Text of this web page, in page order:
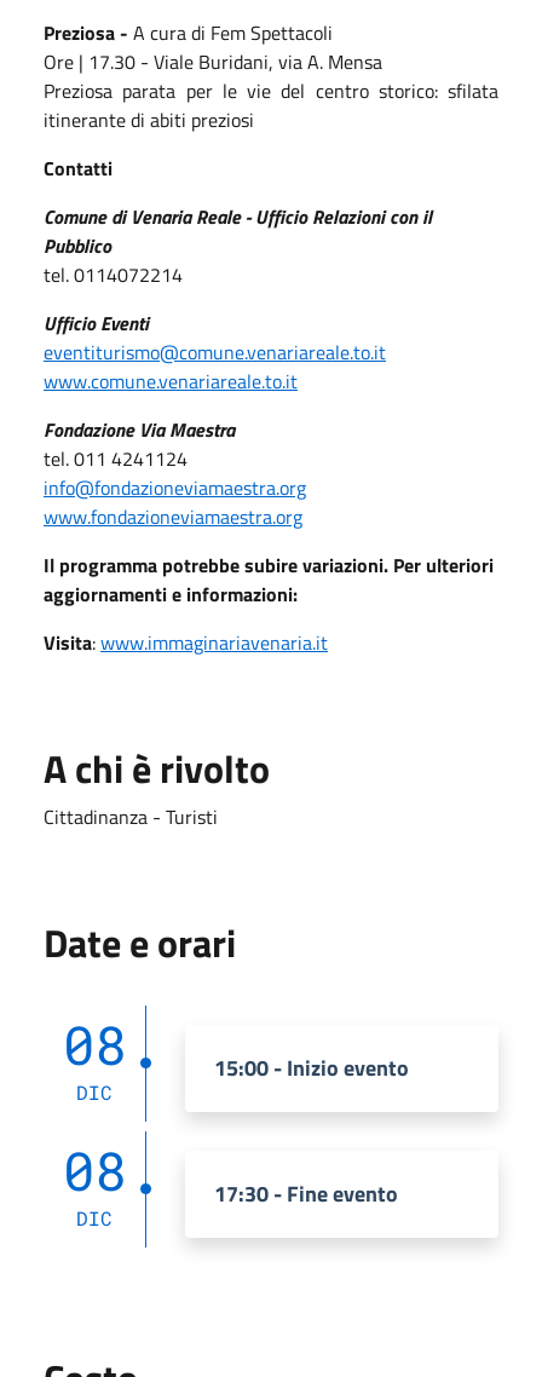
Preziosa - A cura di Fem Spettacoli
Ore | 17.30 - Viale Buridani, via A. Mensa
Preziosa parata per le vie del centro storico: sfilata
itinerante di abiti preziosi
Contatti
Comune di Venaria Reale - Ufficio Relazioni con il
Pubblico
tel. 0114072214
Ufficio Eventi
eventiturismo@comune.venariareale.to.it
www.comune.venariareale.to.it
Fondazione Via Maestra
tel. 011 4241124
info@fondazioneviamaestra.org
www.fondazioneviamaestra.org
Il programma potrebbe subire variazioni. Per ulteriori
aggiornamenti e informazioni:
Visita:www.immaginariavenaria.it
A chi è rivolto
Cittadinanza - Turisti
Date e orari
08
DIC
15:00 - Inizio evento
08
DIC
17:30 - Fine evento